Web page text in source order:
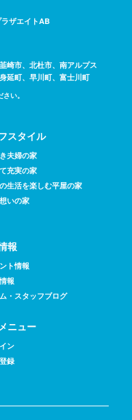
ザエイトAB
崎市、北杜市、南アルプス
延町、早川町、富士川町
い。
スタイル
夫婦の家
充実の家
生活を楽しむ平屋の家
いの家
報
ト情報
報
・スタッフブログ
ニュー
ン
録